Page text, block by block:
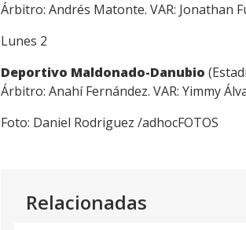
Árbitro: Andrés Matonte. VAR: Jonathan
Lunes 2
Deportivo Maldonado-Danubio
Árbitro: Anahí Fernández. VAR: Yimmy
Foto: Daniel Rodriguez /adhocFOTOS
Relacionadas